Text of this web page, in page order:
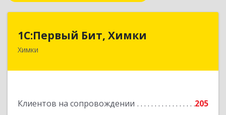
1С:Первый Бит, Химки
Химки
Клиентов на сопровождении
205
141402, Московская обл, г.о. Химки, Химки г,